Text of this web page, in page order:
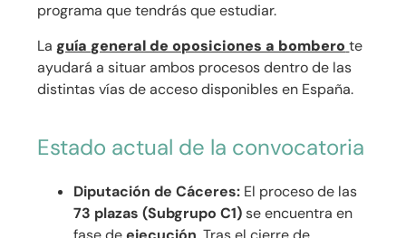
programa que tendrás que estudiar.
La guía general de oposiciones a bombero te
ayudará a situar ambos procesos dentro de las
distintas vías de acceso disponibles en España.
Estado actual de la convocatoria
Diputación de Cáceres: El proceso de las
73 plazas (Subgrupo C1)se encuentra en